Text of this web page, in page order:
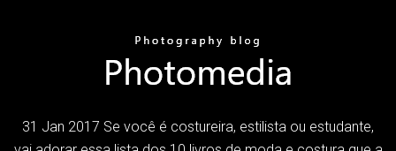
31 Jan 2017 Se você é costureira, estilista ou estudante,